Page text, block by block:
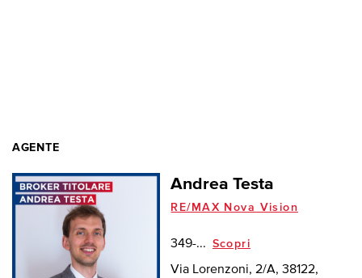
AGENTE
Andrea Testa
RE/MAX Nova Vision
349-... Scopri
Via Lorenzoni, 2/A, 38122,